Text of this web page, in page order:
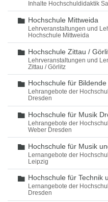
Inhalte Hochschuldidaktik
Ordner
Hochschule Mittweida
Lehrveranstaltungen und
Hochschule Mittweida
Ordner
Hochschule Zittau /
Lehrveranstaltungen und
Zittau / Görlitz
Ordner
Hochschule für
Lehrangebote der
Dresden
Ordner
Hochschule für Musik
Lehrangebote der
Weber Dresden
Ordner
Hochschule für Musik
Lernangebote der
Leipzig
Ordner
Hochschule für Technik
Lernangebote der
Dresden